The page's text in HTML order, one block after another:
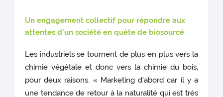
Un engagement collectif pour répondre aux
attentes d’un société en quête de biosourcé
Les industriels se tournent de plus en plus vers la
chimie végétale et donc vers la chimie du bois,
pour deux raisons. « Marketing d'abord car il y a
une tendance de retour à la naturalité qui est très